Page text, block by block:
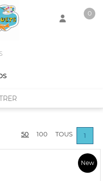
0
50 100 TOUS 1
New